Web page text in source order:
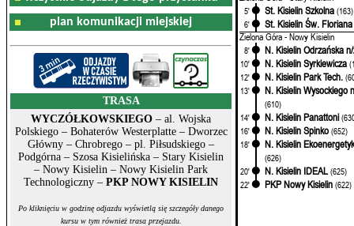
plan komunikacji miejskiej
TRASA
WYCZÓŁKOWSKIEGO – al. Wojska
Polskiego – Bohaterów Westerplatte – Dworzec
Główny – Chrobrego – pl. Piłsudskiego –
Podgórna – Szosa Kisielińska – Stary Kisielin
– Nowy Kisielin – Nowy Kisielin Park
Technologiczny – PKP NOWY KISIELIN
Po kliknięciu w godzinę odjazdu wyświetlą się szczegóły danego
kursu w tym również trasa przejazdu.
5' St. Kisielin Szkolna (163)
6'
St. Kisielin Św. Floriana
Zielona Góra - Nowy Kisielin
8' N. Kisielin Odrzańska
10' N. Kisielin Syrkiewicza
12'
N. Kisielin Park Tech.
13'
N. Kisielin Wysockiego
(610)
14'
N. Kisielin Panattoni
16'
N. Kisielin Spinko (652)
18'
N. Kisielin
(626)
20'
N. Kisielin IDEAL (625)
22'
PKP Nowy Kisielin (622)